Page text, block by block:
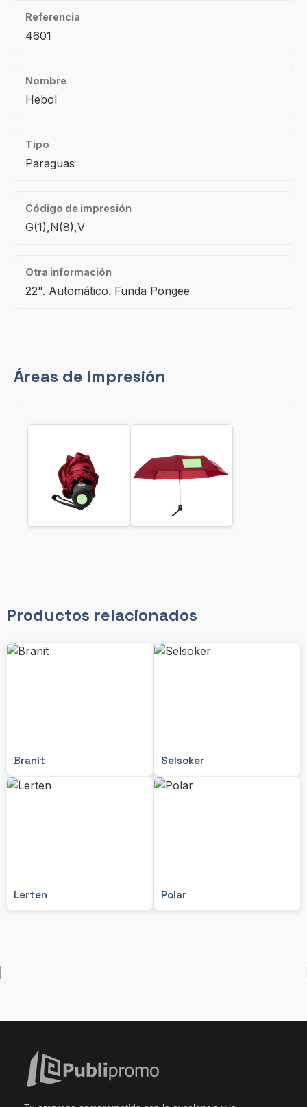
Referencia
4601
Nombre
Hebol
Tipo
Paraguas
Código de impresión
G(1),N(8),V
Otra información
22". Automático. Funda Pongee
Áreas de impresión
Productos relacionados
Branit Selsoker
Lerten Polar